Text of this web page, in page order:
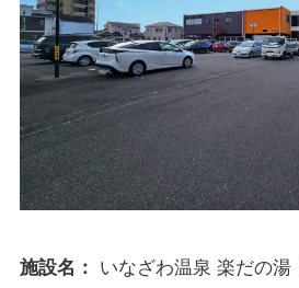
施設名：
いなざわ温泉 楽だの湯